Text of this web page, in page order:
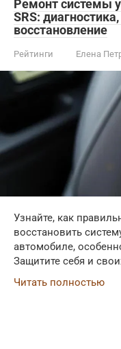
Ремонт системы
SRS:
восстановление
Рейтинги Елена
Узнайте, как
восстановить
автомобиле,
Защитите себя и
Читать полностью